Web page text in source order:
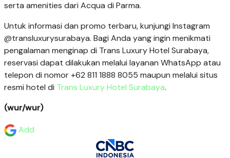
serta amenities dari Acqua di Parma.
Untuk informasi dan promo terbaru, kunjungi Instagram
@transluxurysurabaya. Bagi Anda yang ingin menikmati
pengalaman menginap di Trans Luxury Hotel Surabaya,
reservasi dapat dilakukan melalui layanan WhatsApp atau
telepon di nomor +62 811 1888 8055 maupun melalui situs
resmi hotel di Trans Luxury Hotel Surabaya.
(wur/wur)
Add